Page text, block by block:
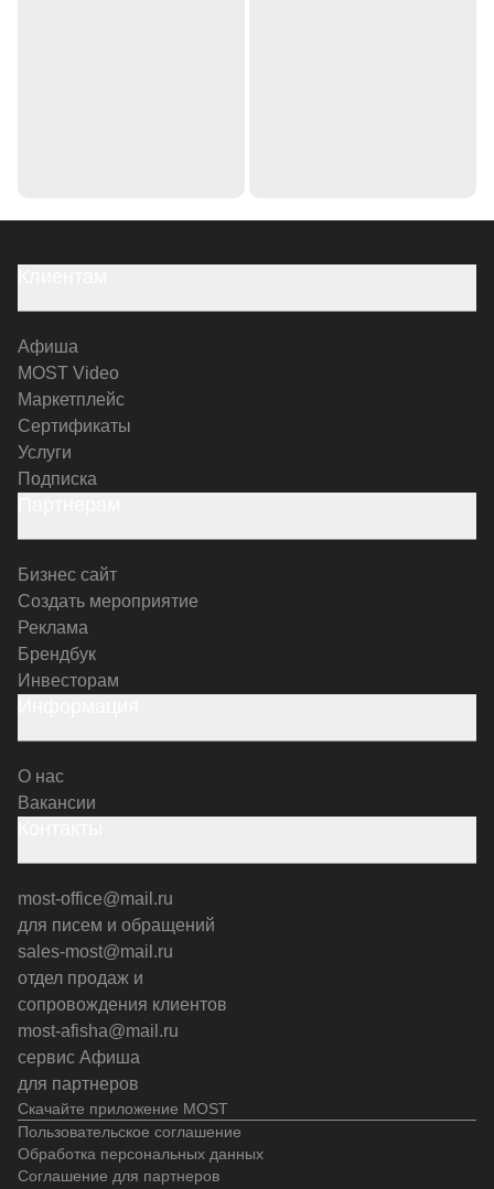
Скачайте приложение MOST
Афиша
MOST Video
Маркетплейс
Сертификаты
Услуги
Подписка
Бизнес сайт
Создать мероприятие
Реклама
Брендбук
Инвесторам
О нас
Вакансии
most-office@mail.ru
для писем и обращений
sales-most@mail.ru
отдел продаж и
сопровождения клиентов
most-afisha@mail.ru
сервис Афиша
для партнеров
Пользовательское соглашение
Обработка персональных данных
Соглашение для партнеров